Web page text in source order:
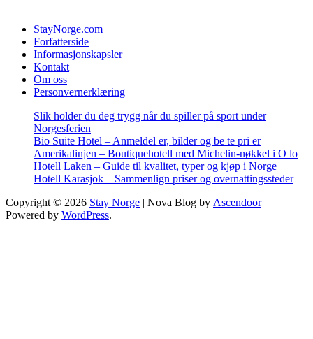
StayNorge.com
Forfatterside
Informasjonskapsler
Kontakt
Om oss
Personvernerklæring
Slik holder du deg trygg når du spiller på sport under
Norgesferien
Bio Suite Hotel – Anmeldel er, bilder og be te pri er
Amerikalinjen – Boutiquehotell med Michelin-nøkkel i O lo
Hotell Laken – Guide til kvalitet, typer og kjøp i Norge
Hotell Karasjok – Sammenlign priser og overnattingssteder
Copyright © 2026 Stay Norge | Nova Blog by Ascendoor|
Powered by WordPress.